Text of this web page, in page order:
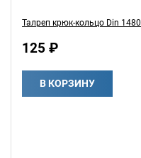
Талреп крюк-кольцо Din 1480
125 ₽
В КОРЗИНУ